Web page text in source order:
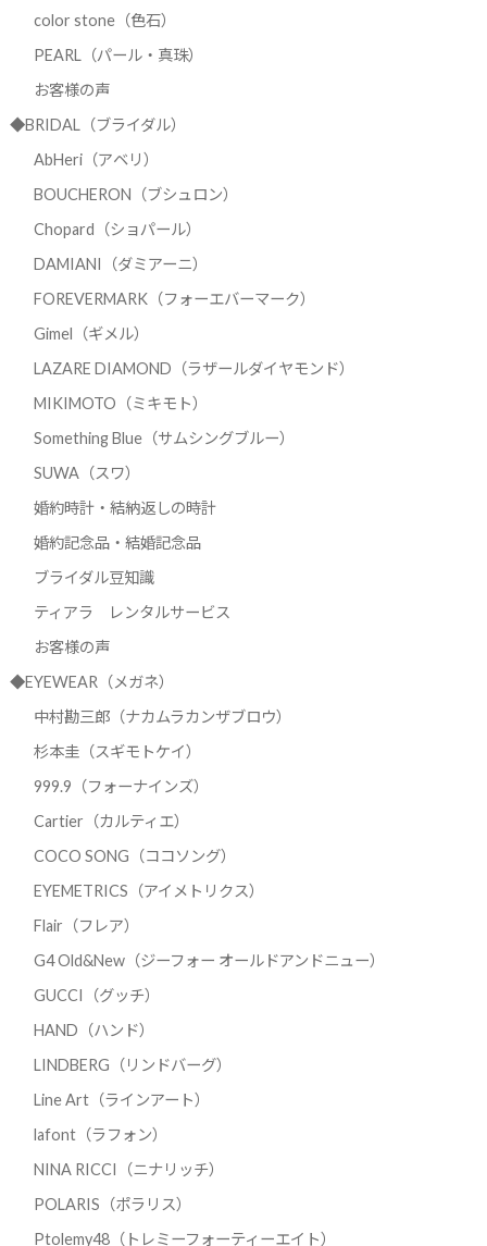
color stone（色石）
PEARL（パール・真珠）
お客様の声
◆BRIDAL（ブライダル）
AbHeri（アベリ）
BOUCHERON（ブシュロン）
Chopard（ショパール）
DAMIANI（ダミアーニ）
FOREVERMARK（フォーエバーマーク）
Gimel（ギメル）
LAZARE DIAMOND（ラザールダイヤモンド）
MIKIMOTO（ミキモト）
Something Blue（サムシングブルー）
SUWA（スワ）
婚約時計・結納返しの時計
婚約記念品・結婚記念品
ブライダル豆知識
ティアラ レンタルサービス
お客様の声
◆EYEWEAR（メガネ）
中村勘三郎（ナカムラカンザブロウ）
杉本圭（スギモトケイ）
999.9（フォーナインズ）
Cartier（カルティエ）
COCO SONG（ココソング）
EYEMETRICS（アイメトリクス）
Flair（フレア）
G4 Old&New（ジーフォー オールドアンドニュー）
GUCCI（グッチ）
HAND（ハンド）
LINDBERG（リンドバーグ）
Line Art（ラインアート）
lafont（ラフォン）
NINA RICCI（ニナリッチ）
POLARIS（ポラリス）
Ptolemy48（トレミーフォーティーエイト）